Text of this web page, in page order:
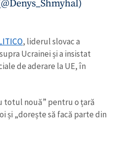
, liderul slovac a
Ucrainei și a insistat
de aderare la UE, în
totul nouă” pentru o țară
și „dorește să facă parte din